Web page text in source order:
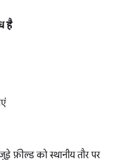
है
फ़ील्ड को स्थानीय तौर पर